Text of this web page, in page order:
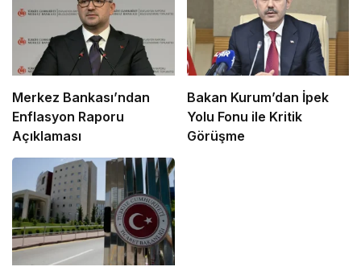
Merkez Bankası’ndan
Enflasyon Raporu
Açıklaması
Bakan Kurum’dan İpek
Yolu Fonu ile Kritik
Görüşme